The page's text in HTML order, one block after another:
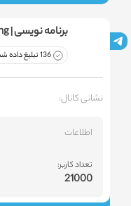
برنامه نویسی | Programming
136 تبلیغ داده شده
نشانی کانال:
اطلاعات
تعداد کاربر:
21000